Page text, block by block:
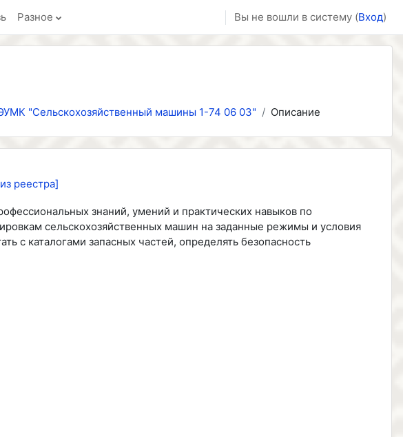
Разное Вы не вошли в систему (Вход)
"Сельскохозяйственный машины 1-74 06 03" Описание
реестра]
знаний, умений и практических навыков по
сельскохозяйственных машин на заданные режимы и условия
с каталогами запасных частей, определять безопасность